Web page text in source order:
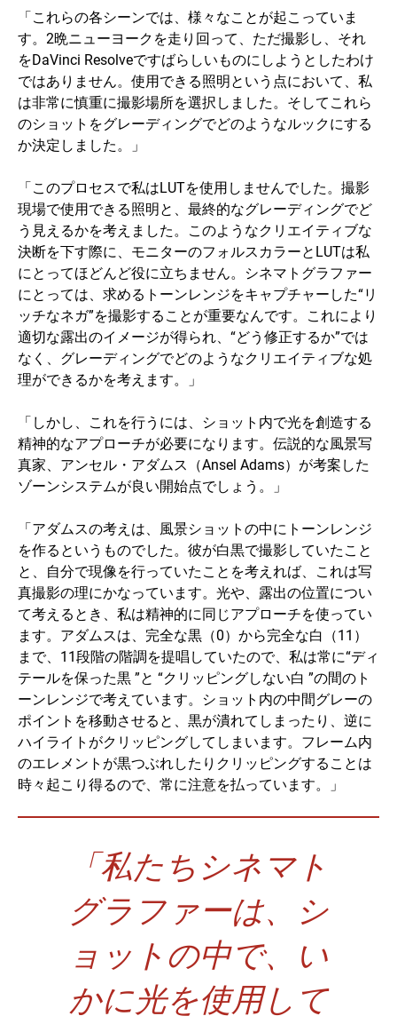
「これらの各シーンでは、様々なことが起こっていま
す。2晩ニューヨークを走り回って、ただ撮影し、それ
をDaVinci Resolveですばらしいものにしようとしたわけ
ではありません。使用できる照明という点において、私
は非常に慎重に撮影場所を選択しました。そしてこれら
のショットをグレーディングでどのようなルックにする
か決定しました。」
「このプロセスで私はLUTを使用しませんでした。撮影
現場で使用できる照明と、最終的なグレーディングでど
う見えるかを考えました。このようなクリエイティブな
決断を下す際に、モニターのフォルスカラーとLUTは私
にとってほどんど役に立ちません。シネマトグラファー
にとっては、求めるトーンレンジをキャプチャーした“リ
ッチなネガ”を撮影することが重要なんです。これにより
適切な露出のイメージが得られ、“どう修正するか”では
なく、グレーディングでどのようなクリエイティブな処
理ができるかを考えます。」
「しかし、これを行うには、ショット内で光を創造する
精神的なアプローチが必要になります。伝説的な風景写
真家、アンセル・アダムス（Ansel Adams）が考案した
ゾーンシステムが良い開始点でしょう。」
「アダムスの考えは、風景ショットの中にトーンレンジ
を作るというものでした。彼が白黒で撮影していたこと
と、自分で現像を行っていたことを考えれば、これは写
真撮影の理にかなっています。光や、露出の位置につい
て考えるとき、私は精神的に同じアプローチを使ってい
ます。アダムスは、完全な黒（0）から完全な白（11）
まで、11段階の階調を提唱していたので、私は常に“ディ
テールを保った黒 ”と “クリッピングしない白 ”の間のト
ーンレンジで考えています。ショット内の中間グレーの
ポイントを移動させると、黒が潰れてしまったり、逆に
ハイライトがクリッピングしてしまいます。フレーム内
のエレメントが黒つぶれしたりクリッピングすることは
時々起こり得るので、常に注意を払っています。」
「私たちシネマト
グラファーは、シ
ョットの中で、い
かに光を使用して